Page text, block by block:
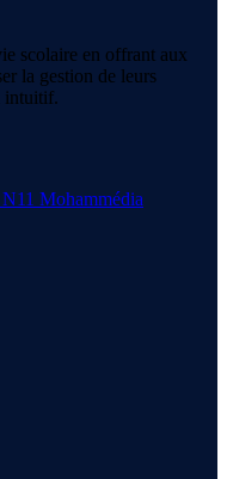
scolaire en offrant aux
la gestion de leurs
intuitif.
Mohammédia